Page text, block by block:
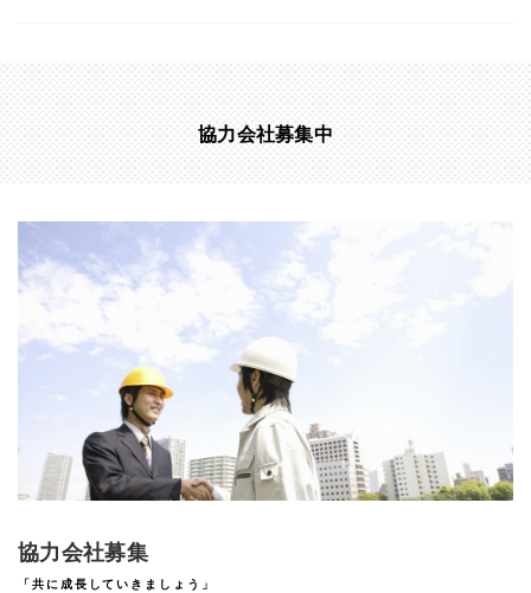
協力会社募集中
協力会社募集
「共に成長していきましょう」